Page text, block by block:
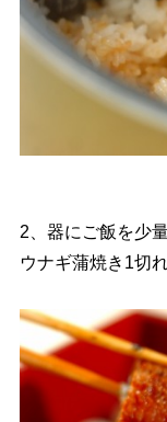
2、器にご飯を少
ウナギ蒲焼き1切